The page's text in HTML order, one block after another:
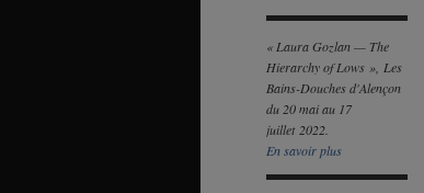
« Laura Gozlan — The
Hierarchy of Lows », Les
Bains-Douches d'Alençon
du 20 mai au 17
juillet 2022.
En savoir plus